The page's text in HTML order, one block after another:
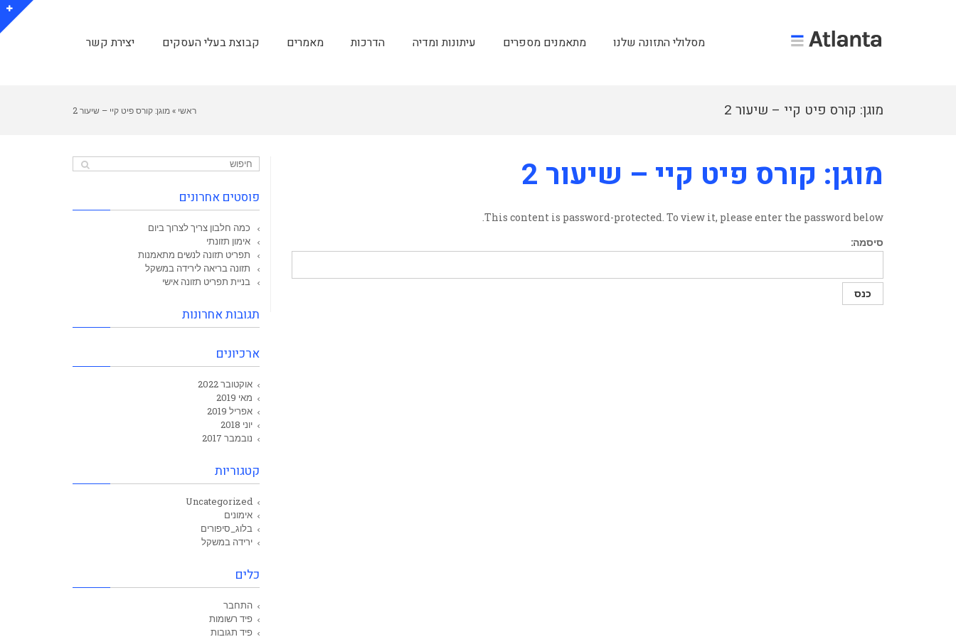
מסלולי התזונה שלנו מתאמנים מספרים עיתונות ומדיה הדרכות מאמרים קבוצת בעלי העסקים יצירת קשר
מוגן: קורס פיט קיי – שיעור 2 ראשי »מוגן: קורס פיט קיי – שיעור 2
מוגן: קורס פיט קיי – שיעור 2
This content is password-protected. To view it, please enter the password below.
סיסמה:
פוסטים אחרונים
כמה חלבון צריך לצרוך ביום
אימון תזונתי
תפריט תזונה לנשים מתאמנות
תזונה בריאה לירידה במשקל
בניית תפריט תזונה אישי
תגובות אחרונות
ארכיונים
אוקטובר 2022
מאי 2019
אפריל 2019
יוני 2018
נובמבר 2017
קטגוריות
Uncategorized
אימונים
בלוג_סיפורים
ירידה במשקל
כלים
התחבר
פיד רשומות
פיד תגובות